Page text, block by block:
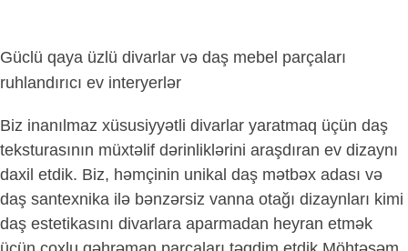
Güclü qaya üzlü divarlar və daş mebel parçaları
ruhlandırıcı ev interyerlər
Biz inanılmaz xüsusiyyətli divarlar yaratmaq üçün daş
teksturasının müxtəlif dərinliklərini araşdıran ev dizaynı
daxil etdik. Biz, həmçinin unikal daş mətbəx adası və
daş santexnika ilə bənzərsiz vanna otağı dizaynları kimi
daş estetikasını divarlara aparmadan heyran etmək